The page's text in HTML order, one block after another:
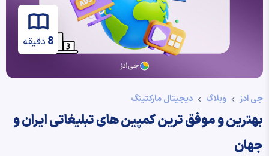
8 دقیقه
جی ادز وبلاگ دیجیتال مارکتینگ
بهترین و موفق ترین کمپین های تبلیغاتی ایران و
جهان